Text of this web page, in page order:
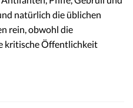
natürlich die üblichen
rein, obwohl die
kritische Öffentlichkeit